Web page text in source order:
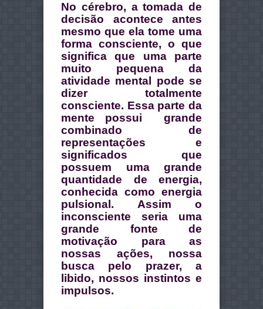
No cérebro, a tomada de
decisão acontece antes
mesmo que ela tome uma
forma consciente, o que
significa que uma parte
muito pequena da
atividade mental pode se
dizer totalmente
consciente. Essa parte da
mente possui grande
combinado de
representações e
significados que
possuem uma grande
quantidade de energia,
conhecida como energia
pulsional. Assim o
inconsciente seria uma
grande fonte de
motivação para as
nossas ações, nossa
busca pelo prazer, a
libido, nossos instintos e
impulsos.